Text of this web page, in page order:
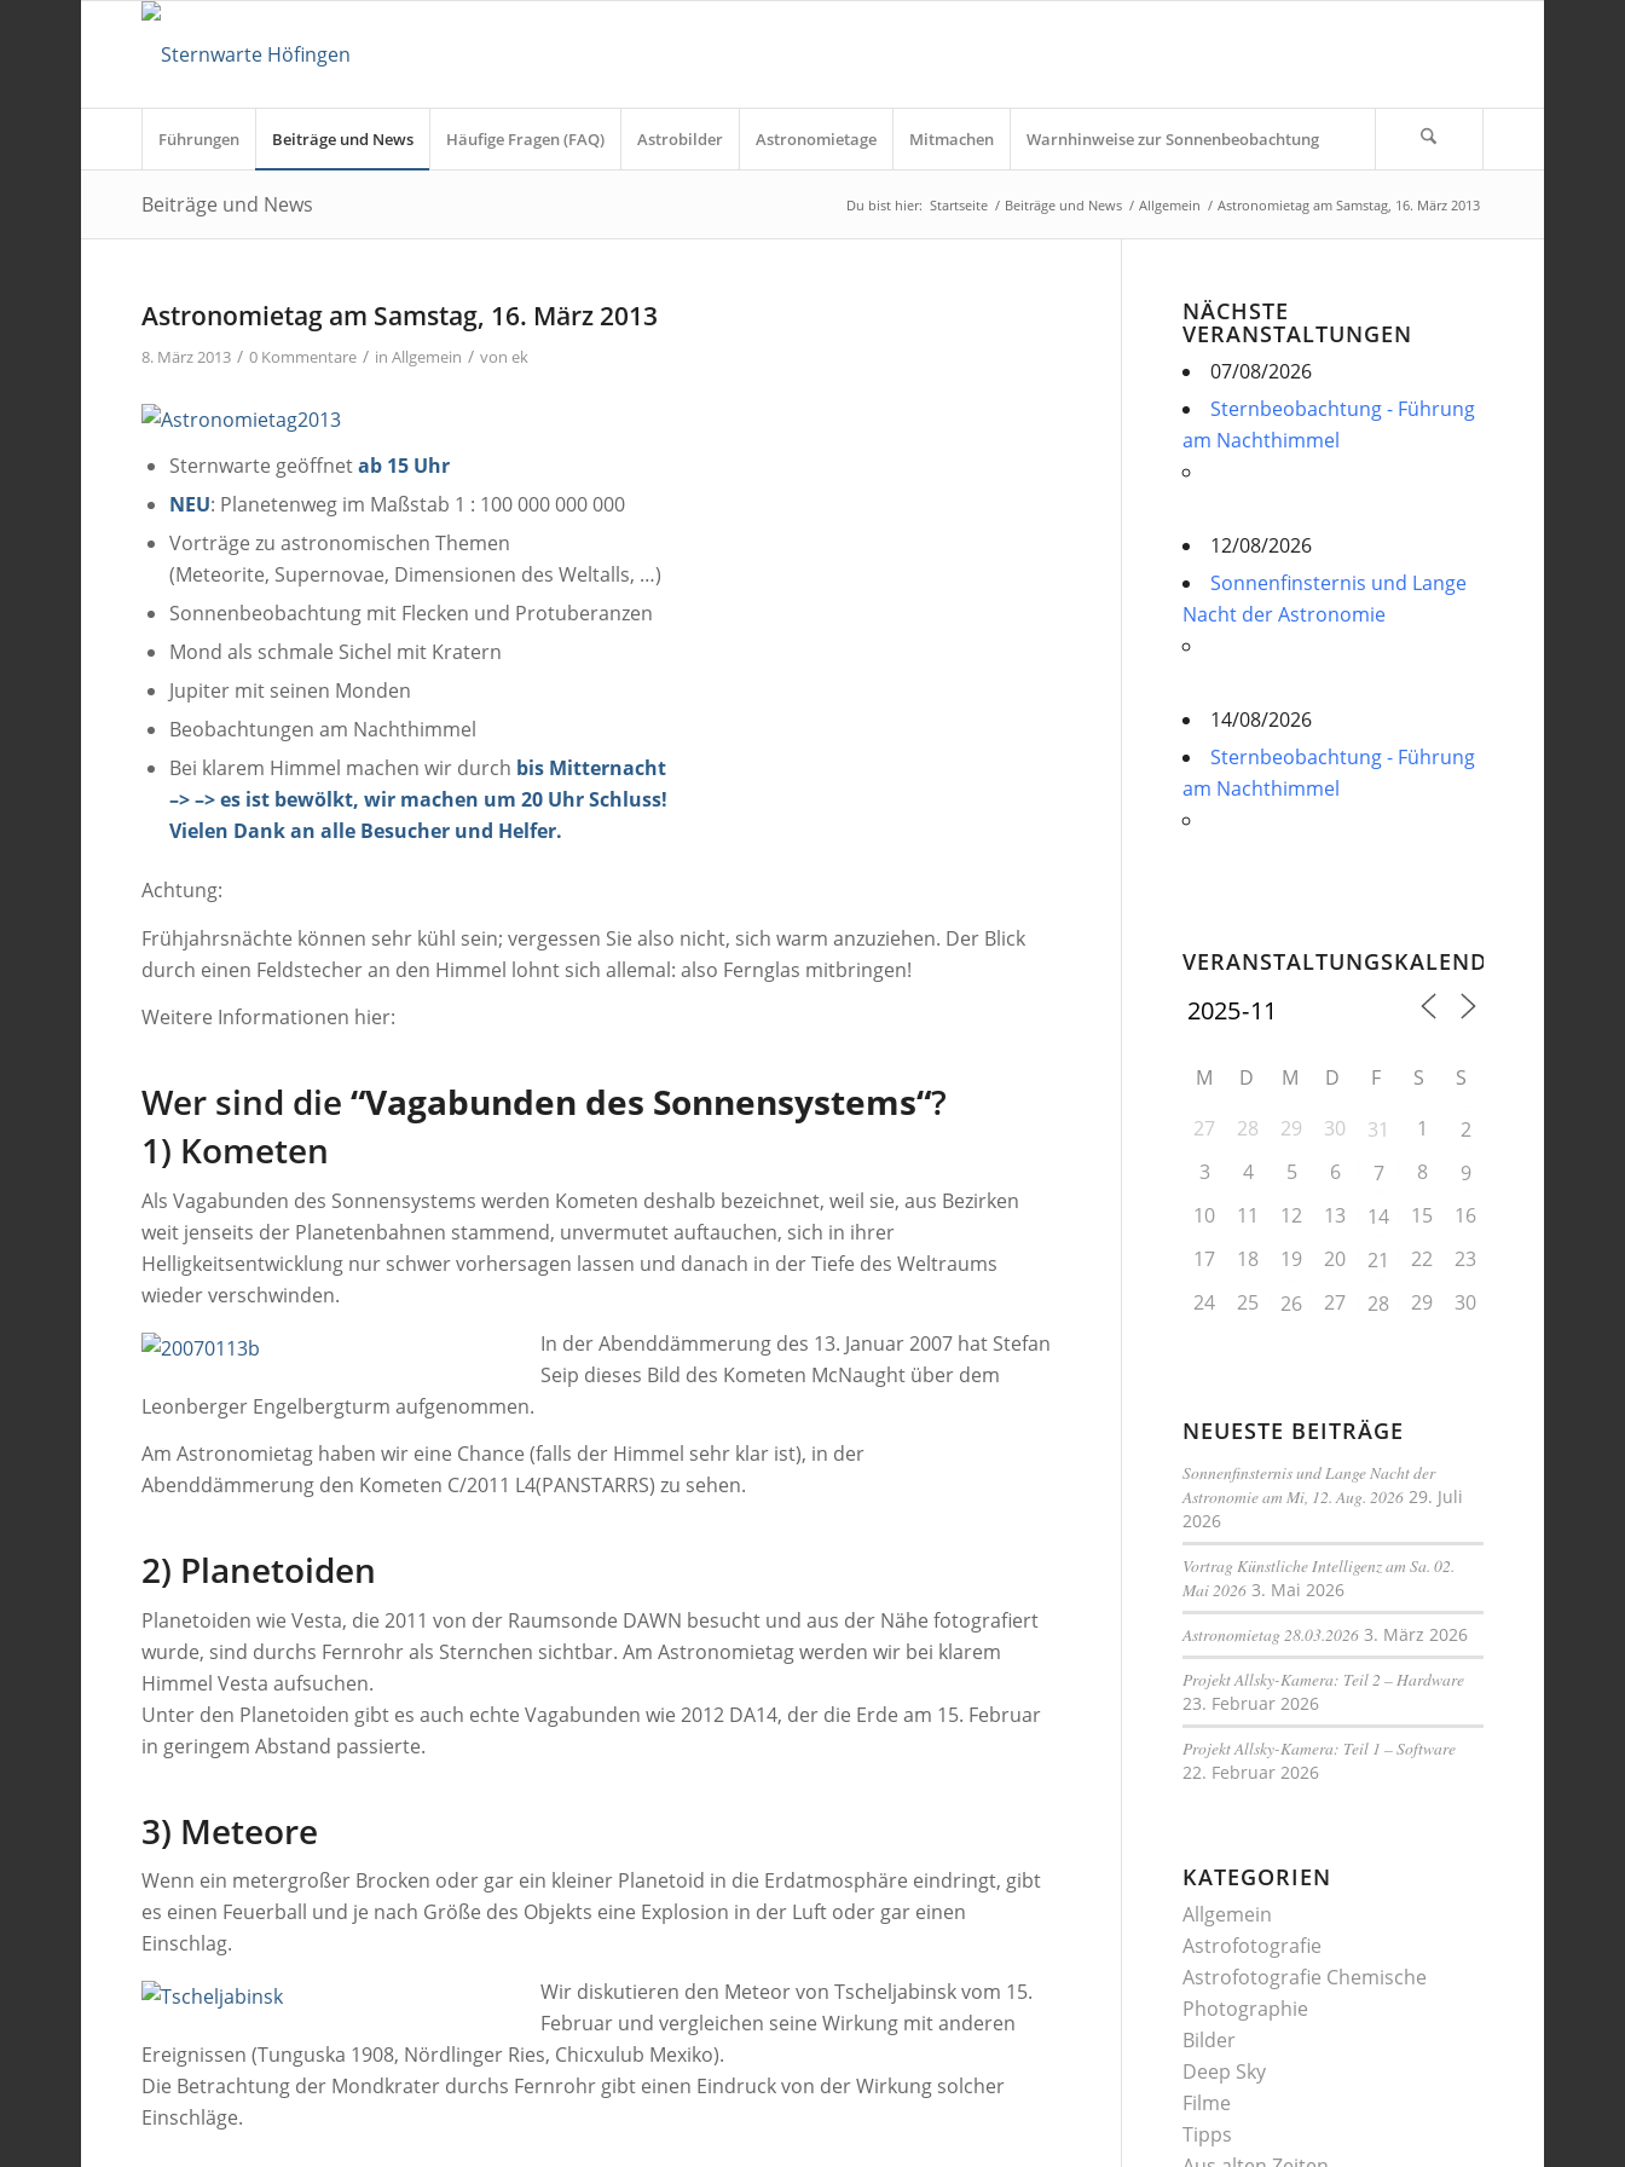
Führungen Beiträge und News Häufige Fragen (FAQ) Astrobilder Astronomietage Mitmachen Warnhinweise zur Sonnenbeobachtung
Beiträge und News Du bist hier: Startseite / Beiträge und News / Allgemein / Astronomietag am Samstag, 16. März 2013
Astronomietag am Samstag, 16. März 2013
8. März 2013 / 0 Kommentare / inAllgemein / vonek
Sternwarte geöffnetab 15 Uhr
NEU: Planetenweg im Maßstab 1 : 100 000 000 000
Vorträge zu astronomischen Themen
(Meteorite, Supernovae, Dimensionen des Weltalls, …)
Sonnenbeobachtung mit Flecken und Protuberanzen
Mond als schmale Sichel mit Kratern
Jupiter mit seinen Monden
Beobachtungen am Nachthimmel
Bei klarem Himmel machen wir durch bis Mitternacht
–> –> es ist bewölkt, wir machen um 20 Uhr Schluss!
Vielen Dank an alle Besucher und Helfer.
Achtung:
Frühjahrsnächte können sehr kühl sein; vergessen Sie also nicht, sich warm anzuziehen. Der Blick
durch einen Feldstecher an den Himmel lohnt sich allemal: also Fernglas mitbringen!
Weitere Informationen hier:
Wer sind die“Vagabunden des Sonnensystems“?
1) Kometen
Als Vagabunden des Sonnensystems werden Kometen deshalb bezeichnet, weil sie, aus Bezirken
weit jenseits der Planetenbahnen stammend, unvermutet auftauchen, sich in ihrer
Helligkeitsentwicklung nur schwer vorhersagen lassen und danach in der Tiefe des Weltraums
wieder verschwinden.
In der Abenddämmerung des 13. Januar 2007 hat Stefan
Seip dieses Bild des Kometen McNaught über dem
Leonberger Engelbergturm aufgenommen.
Am Astronomietag haben wir eine Chance (falls der Himmel sehr klar ist), in der
Abenddämmerung den Kometen C/2011 L4(PANSTARRS) zu sehen.
2) Planetoiden
Planetoiden wie Vesta, die 2011 von der Raumsonde DAWN besucht und aus der Nähe fotografiert
wurde, sind durchs Fernrohr als Sternchen sichtbar. Am Astronomietag werden wir bei klarem
Himmel Vesta aufsuchen.
Unter den Planetoiden gibt es auch echte Vagabunden wie 2012 DA14, der die Erde am 15. Februar
in geringem Abstand passierte.
3) Meteore
Wenn ein metergroßer Brocken oder gar ein kleiner Planetoid in die Erdatmosphäre eindringt, gibt
es einen Feuerball und je nach Größe des Objekts eine Explosion in der Luft oder gar einen
Einschlag.
Wir diskutieren den Meteor von Tscheljabinsk vom 15.
Februar und vergleichen seine Wirkung mit anderen
Ereignissen (Tunguska 1908, Nördlinger Ries, Chicxulub Mexiko).
Die Betrachtung der Mondkrater durchs Fernrohr gibt einen Eindruck von der Wirkung solcher
Einschläge.
NÄCHSTE
VERANSTALTUNGEN
07/08/2026
Sternbeobachtung - Führung
am Nachthimmel
12/08/2026
Sonnenfinsternis und Lange
Nacht der Astronomie
14/08/2026
Sternbeobachtung - Führung
am Nachthimmel
VERANSTALTUNGSKALENDER
M D M D F S
S
27
28 29 30 31 1
2
3
4 5 6 7 8
9
10
11 12 13 14 15
16
17
18 19 20 21 22
23
24
25 26 27 28 29 30
NEUESTE BEITRÄGE
Sonnenfinsternis und Lange Nacht der
Astronomie am Mi, 12. Aug. 2026 29. Juli
2026
Vortrag Künstliche Intelligenz am Sa. 02.
Mai 2026 3. Mai 2026
Astronomietag 28.03.2026 3. März 2026
Projekt Allsky-Kamera: Teil 2 – Hardware
23. Februar 2026
Projekt Allsky-Kamera: Teil 1 – Software
22. Februar 2026
KATEGORIEN
Allgemein
Astrofotografie
Astrofotografie Chemische
Photographie
Bilder
Deep Sky
Filme
Tipps